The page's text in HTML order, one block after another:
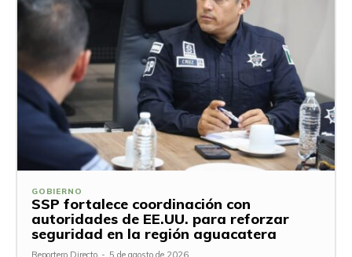
GOBIERNO
SSP fortalece coordinación con
autoridades de EE.UU. para reforzar
seguridad en la región aguacatera
Reportero Directo - 5 de agosto de 2026